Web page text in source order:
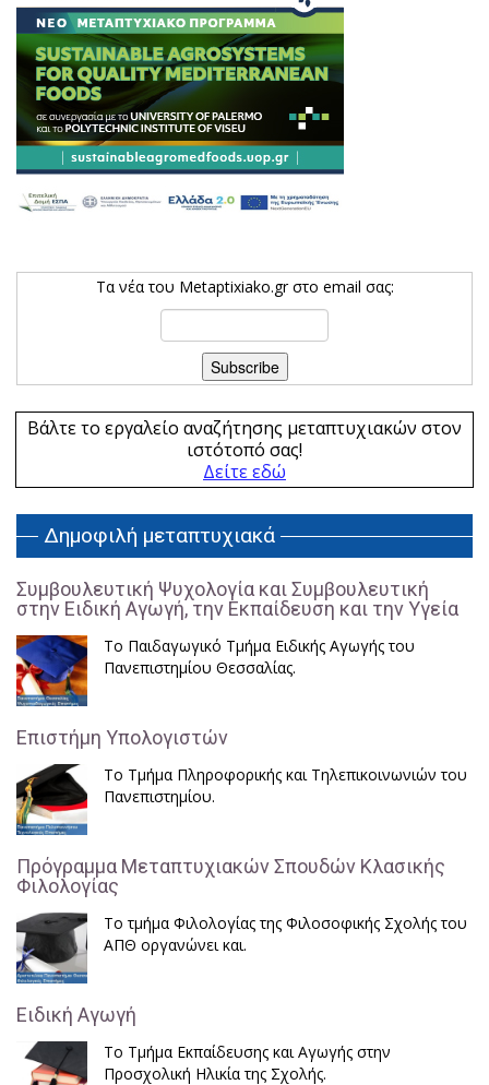
Τα νέα του Metaptixiako.gr στο email σας:
Βάλτε το εργαλείο αναζήτησης μεταπτυχιακών στον
ιστότοπό σας!
Δείτε εδώ
Δημοφιλή μεταπτυχιακά
Συμβουλευτική Ψυχολογία και Συμβουλευτική
στην Ειδική Αγωγή, την Εκπαίδευση και την Υγεία
Το Παιδαγωγικό Τμήμα Ειδικής Αγωγής του
Πανεπιστημίου Θεσσαλίας.
Επιστήμη Υπολογιστών
Το Τμήμα Πληροφορικής και Τηλεπικοινωνιών του
Πανεπιστημίου.
Πρόγραμμα Μεταπτυχιακών Σπουδών Κλασικής
Φιλολογίας
Το τμήμα Φιλολογίας της Φιλοσοφικής Σχολής του
ΑΠΘ οργανώνει και.
Ειδική Αγωγή
Το Τμήμα Εκπαίδευσης και Αγωγής στην
Προσχολική Ηλικία της Σχολής.